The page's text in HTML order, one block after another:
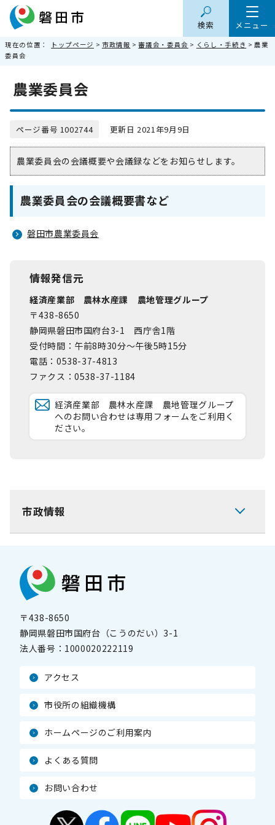
メニュー
検索
現在の位置： トップページ > 市政情報 >審議会・委員会 > くらし・手続き > 農業
委員会
農業委員会
ページ番号 1002744 更新日 2021年9月9日
農業委員会の会議概要や会議録などをお知らせします。
農業委員会の会議概要書など
磐田市農業委員会
情報発信元
経済産業部 農林水産課 農地管理グループ
〒438-8650
静岡県磐田市国府台3-1 西庁舎1階
受付時間：午前8時30分～午後5時15分
電話：0538-37-4813
ファクス：0538-37-1184
経済産業部 農林水産課 農地管理グループ
へのお問い合わせは専用フォームをご利用く
ださい。
市政情報
〒438-8650
静岡県磐田市国府台（こうのだい）3-1
法人番号： 1000020222119
アクセス
市役所の組織機構
ホームページのご利用案内
よくある質問
お問い合わせ